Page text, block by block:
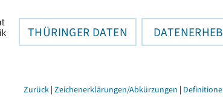
THÜRINGER DATEN
Zurück | Zeichenerklärungen/Abkürzungen |